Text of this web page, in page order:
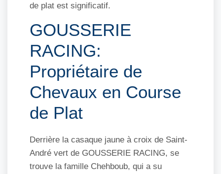
de plat est significatif.
GOUSSERIE
RACING:
Propriétaire de
Chevaux en Course
de Plat
Derrière la casaque jaune à croix de Saint-
André vert de GOUSSERIE RACING, se
trouve la famille Chehboub, qui a su